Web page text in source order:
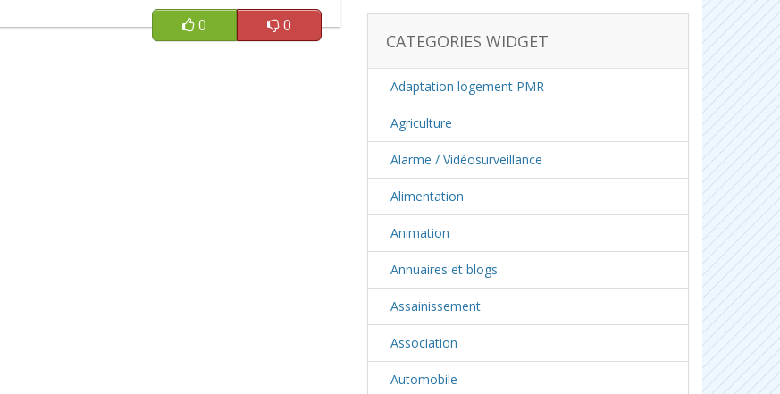
0 0
CATEGORIES WIDGET
Adaptation logement PMR
Agriculture
Alarme / Vidéosurveillance
Alimentation
Animation
Annuaires et blogs
Assainissement
Association
Automobile